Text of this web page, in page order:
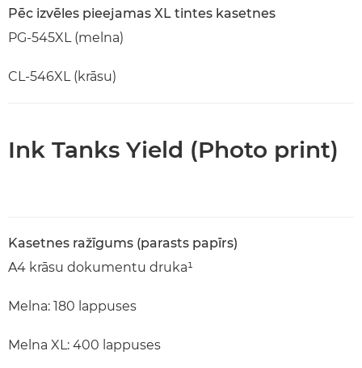
Pēc izvēles pieejamas XL tintes kasetnes
PG-545XL (melna)
CL-546XL (krāsu)
Ink Tanks Yield (Photo print)
Kasetnes ražīgums (parasts papīrs)
A4 krāsu dokumentu druka¹
Melna: 180 lappuses
Melna XL: 400 lappuses